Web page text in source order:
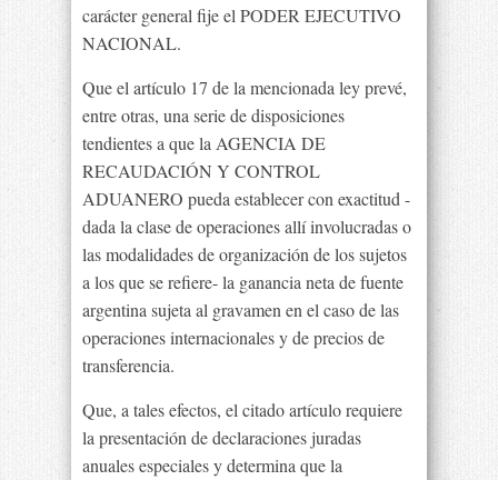
carácter general fije el PODER EJECUTIVO
NACIONAL.
Que el artículo 17 de la mencionada ley prevé,
entre otras, una serie de disposiciones
tendientes a que la AGENCIA DE
RECAUDACIÓN Y CONTROL
ADUANERO pueda establecer con exactitud -
dada la clase de operaciones allí involucradas o
las modalidades de organización de los sujetos
a los que se refiere- la ganancia neta de fuente
argentina sujeta al gravamen en el caso de las
operaciones internacionales y de precios de
transferencia.
Que, a tales efectos, el citado artículo requiere
la presentación de declaraciones juradas
anuales especiales y determina que la